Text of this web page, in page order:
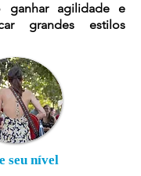
ganhar agilidade e
grandes estilos
seu nível